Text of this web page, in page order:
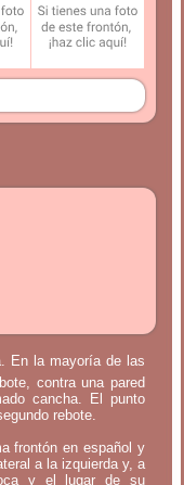
En la mayoría de las
contra una pared
cancha. El punto
rebote.
frontón en español y
a la izquierda y, a
y el lugar de su